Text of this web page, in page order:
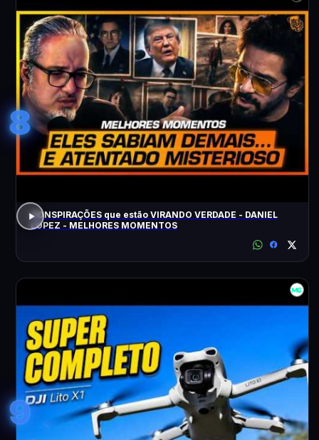
8
CONSPIRAÇÕES que estão VIRANDO VERDADE - DANIEL
LOPEZ - MELHORES MOMENTOS
9